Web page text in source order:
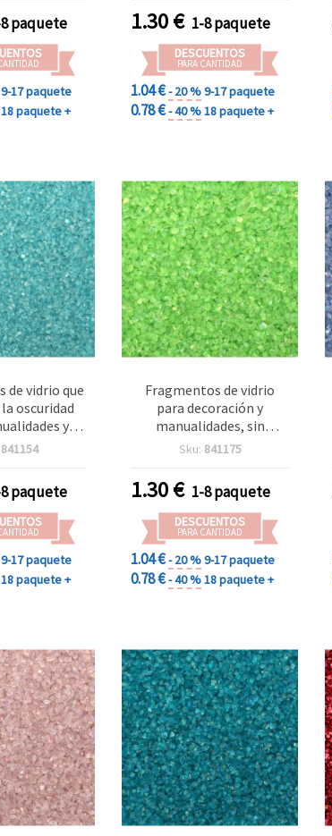
50 g
paquete
9-17 paquete
18 paquete +
iridiscente, 1–1,5 mm, 50
g
1.30€ 1-8 paquete
DESCUENTOS
PARA CANTIDAD
1.04 €- 20 %9-17 paquete
0.78 €- 40 %18 paquete +
de vidrio que
oscuridad
y
sin agujero,
50 g
841154
paquete
9-17 paquete
18 paquete +
Fragmentos de vidrio
para decoración y
manualidades, sin
agujero, verde iridiscente,
Sku: 841175
1.30€ 1-8 paquete
DESCUENTOS
PARA CANTIDAD
1.04 €- 20 %9-17 paquete
0.78 €- 40 %18 paquete +